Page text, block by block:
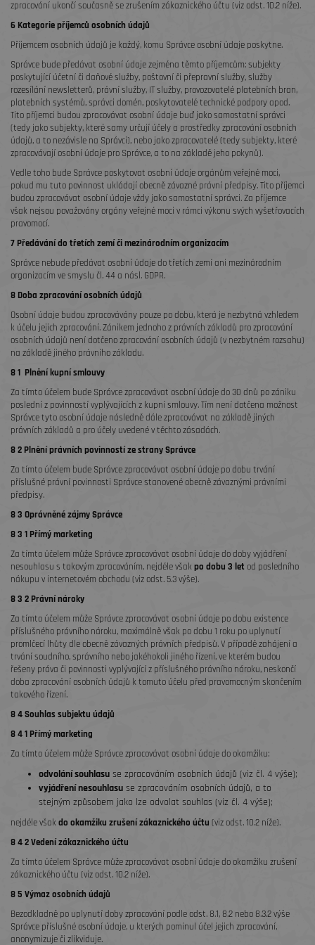
zpracování ukončí současně se zrušením zákaznického účtu (viz odst. 10.2 níže).
6 Kategorie příjemců osobních údajů
Příjemcem osobních údajů je každý, komu Správce osobní údaje poskytne.
Správce bude předávat osobní údaje zejména těmto příjemcům: subjekty
poskytující účetní či daňové služby, poštovní či přepravní služby, služby
rozesílání newsletterů, právní služby, IT služby, provozovatelé platebních bran,
platebních systémů, správci domén, poskytovatelé technické podpory apod.
Tito příjemci budou zpracovávat osobní údaje buď jako samostatní správci
(tedy jako subjekty, které samy určují účely a prostředky zpracování osobních
údajů, a to nezávisle na Správci), nebo jako zpracovatelé (tedy subjekty, které
zpracovávají osobní údaje pro Správce, a to na základě jeho pokynů).
Vedle toho bude Správce poskytovat osobní údaje orgánům veřejné moci,
pokud mu tuto povinnost ukládají obecně závazné právní předpisy. Tito příjemci
budou zpracovávat osobní údaje vždy jako samostatní správci. Za příjemce
však nejsou považovány orgány veřejné moci v rámci výkonu svých vyšetřovacích
pravomocí.
7 Předávání do třetích zemí či mezinárodním organizacím
Správce nebude předávat osobní údaje do třetích zemí ani mezinárodním
organizacím ve smyslu čl. 44 a násl. GDPR.
8 Doba zpracování osobních údajů
Osobní údaje budou zpracovávány pouze po dobu, která je nezbytná vzhledem
k účelu jejich zpracování. Zánikem jednoho z právních základů pro zpracování
osobních údajů není dotčeno zpracování osobních údajů (v nezbytném rozsahu)
na základě jiného právního základu.
8 1 Plnění kupní smlouvy
Za tímto účelem bude Správce zpracovávat osobní údaje do 30 dnů po zániku
poslední z povinností vyplývajících z kupní smlouvy. Tím není dotčena možnost
Správce tyto osobní údaje následně dále zpracovávat na základě jiných
právních základů a pro účely uvedené v těchto zásadách.
8 2 Plnění právních povinností ze strany Správce
Za tímto účelem bude Správce zpracovávat osobní údaje po dobu trvání
příslušné právní povinnosti Správce stanovené obecně závaznými právními
předpisy.
8 3 Oprávněné zájmy Správce
8 3 1 Přímý marketing
Za tímto účelem může Správce zpracovávat osobní údaje do doby vyjádření
nesouhlasu s takovým zpracováním, nejdéle všakpo dobu 3 let od posledního
nákupu v internetovém obchodu (viz odst. 5.3 výše).
8 3 2 Právní nároky
Za tímto účelem může Správce zpracovávat osobní údaje po dobu existence
příslušného právního nároku, maximálně však po dobu 1 roku po uplynutí
promlčecí lhůty dle obecně závazných právních předpisů. V případě zahájení a
trvání soudního, správního nebo jakéhokoli jiného řízení, ve kterém budou
řešeny práva či povinnosti vyplývající z příslušného právního nároku, neskončí
doba zpracování osobních údajů k tomuto účelu před pravomocným skončením
takového řízení.
8 4 Souhlas subjektu údajů
8 4 1 Přímý marketing
Za tímto účelem může Správce zpracovávat osobní údaje do okamžiku:
odvolání souhlasu se zpracováním osobních údajů (viz čl. 4 výše);
vyjádření nesouhlasu se zpracováním osobních údajů, a to
stejným způsobem jako lze odvolat souhlas (viz čl. 4 výše);
nejdéle všakdo okamžiku zrušení zákaznického účtu (viz odst. 10.2 níže).
8 4 2 Vedení zákaznického účtu
Za tímto účelem Správce může zpracovávat osobní údaje do okamžiku zrušení
zákaznického účtu (viz odst. 10.2 níže).
8 5 Výmaz osobních údajů
Bezodkladně po uplynutí doby zpracování podle odst. 8.1, 8.2 nebo 8.3.2 výše
Správce příslušné osobní údaje, u kterých pominul účel jejich zpracování,
anonymizuje či zlikviduje.